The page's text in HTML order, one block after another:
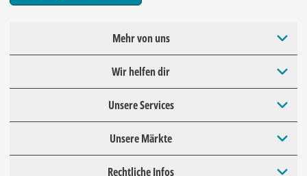
Mehr von uns
Wir helfen dir
Unsere Services
Unsere Märkte
Rechtliche Infos